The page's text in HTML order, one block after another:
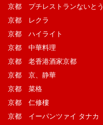
京都 プチレストランないとう
京都 レクラ
京都 ハイライト
京都 中華料理
京都 老香港酒家京都
京都 京、静華
京都 菜格
京都 仁修樓
京都 イーパンツァイ タナカ